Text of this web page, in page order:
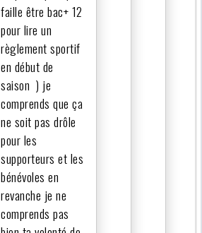
faille être bac+ 12
pour lire un
règlement sportif
en début de
saison ) je
comprends que ça
ne soit pas drôle
pour les
supporteurs et les
bénévoles en
revanche je ne
comprends pas